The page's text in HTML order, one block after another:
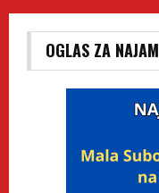
OGLAS ZA NAJAM